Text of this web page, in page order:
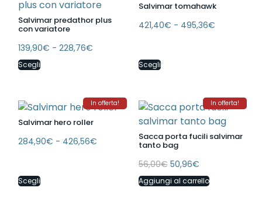
Salvimar predathor plus
con variatore
139,90€ - 228,76€
Scegli
Salvimar tomahawk
421,40€ - 495,36€
Scegli
In offerta!
Salvimar hero roller
284,90€ - 426,56€
Scegli
In offerta!
Sacca porta fucili salvimar
tanto bag
56,00€ 50,96€
Aggiungi al carrello